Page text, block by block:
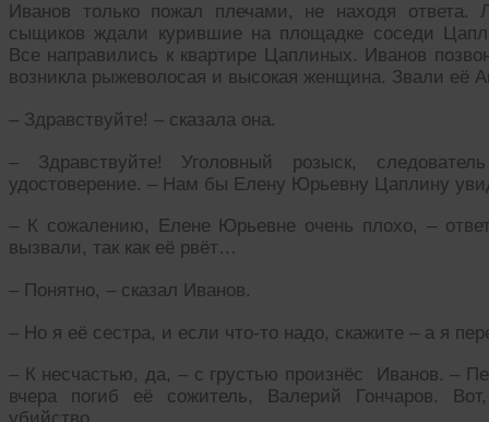
Иванов только пожал плечами, не находя
сыщиков ждали курившие на площадке соседи
Все направились к квартире Цаплиных. Иванов
возникла рыжеволосая и высокая женщина. Звали её
– Здравствуйте! – сказала она.
– Здравствуйте! Уголовный розыск,
удостоверение. – Нам бы Елену Юрьевну Цаплину
– К сожалению, Елене Юрьевне очень плохо, –
вызвали, так как её рвёт…
– Понятно, – сказал Иванов.
– Но я её сестра, и если что-то надо, скажите – а я
– К несчастью, да, – с грустью произнёс Иванов. –
вчера погиб её сожитель, Валерий Гончаров.